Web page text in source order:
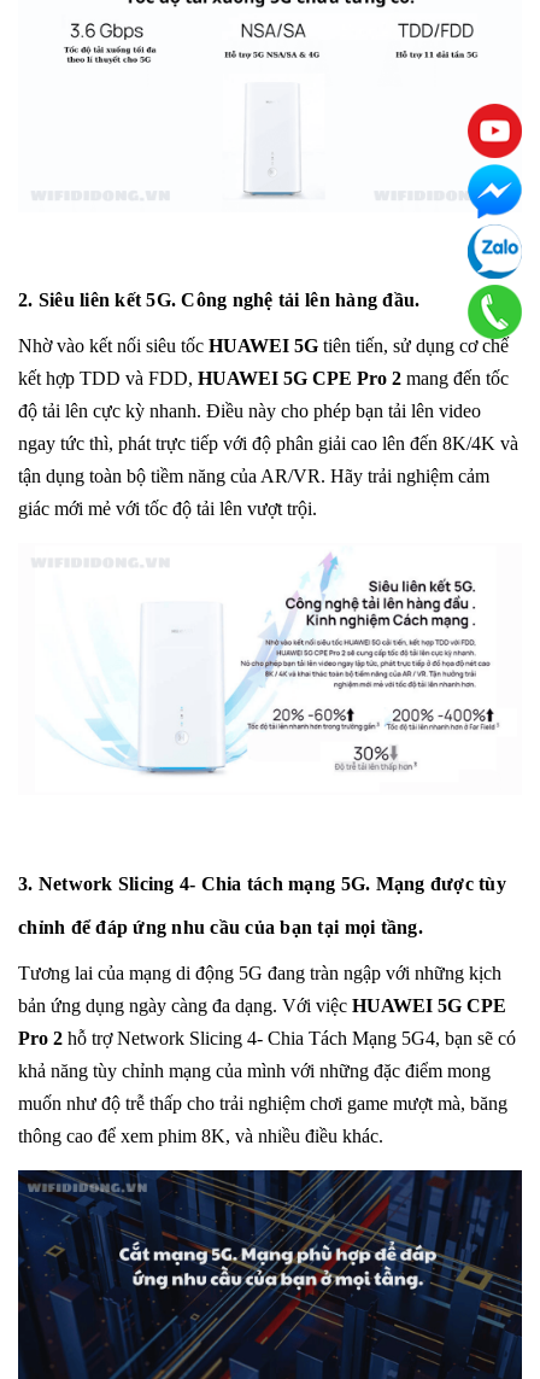
2. Siêu liên kết 5G. Công nghệ tải lên hàng đầu.
Nhờ vào kết nối siêu tốc HUAWEI 5G tiên tiến, sử dụng cơ chế
kết hợp TDD và FDD, HUAWEI 5G CPE Pro 2 mang đến tốc
độ tải lên cực kỳ nhanh. Điều này cho phép bạn tải lên video
ngay tức thì, phát trực tiếp với độ phân giải cao lên đến 8K/4K và
tận dụng toàn bộ tiềm năng của AR/VR. Hãy trải nghiệm cảm
giác mới mẻ với tốc độ tải lên vượt trội.
3. Network Slicing 4- Chia tách mạng 5G. Mạng được tùy
chỉnh để đáp ứng nhu cầu của bạn tại mọi tầng.
Tương lai của mạng di động 5G đang tràn ngập với những kịch
bản ứng dụng ngày càng đa dạng. Với việc HUAWEI 5G CPE
Pro 2 hỗ trợ Network Slicing 4- Chia Tách Mạng 5G4, bạn sẽ có
khả năng tùy chỉnh mạng của mình với những đặc điểm mong
muốn như độ trễ thấp cho trải nghiệm chơi game mượt mà, băng
thông cao để xem phim 8K, và nhiều điều khác.